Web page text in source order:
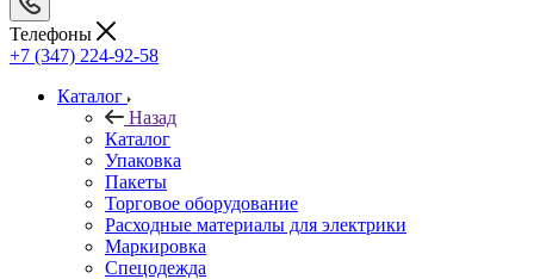
Телефоны
+7 (347) 224-92-58
Каталог
Назад
Каталог
Упаковка
Пакеты
Торговое оборудование
Расходные материалы для электрики
Маркировка
Спецодежда